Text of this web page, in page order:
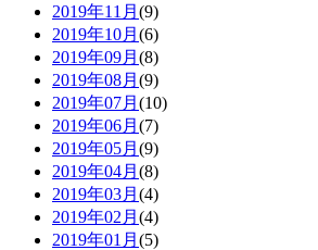
2019年11月 (9)
2019年10月 (6)
2019年09月 (8)
2019年08月 (9)
2019年07月 (10)
2019年06月 (7)
2019年05月 (9)
2019年04月 (8)
2019年03月 (4)
2019年02月 (4)
2019年01月 (5)